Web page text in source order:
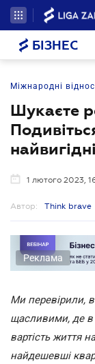
БІЗНЕС
Міжнародні
Шукаєте
1 лютого 2023,
Автор: Think brave
Реклама
Ми перевірили,
щасливими, де в
вартість життя
найдешевші